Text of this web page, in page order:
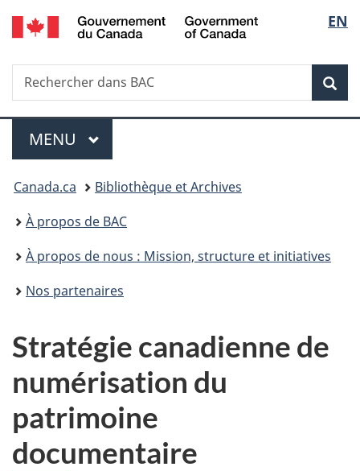
Passer
au
Passer
à
du
Passer
à
simplifiée
de
la
EN
Recherche
Rechercher
dans
Menu
MENU PRINCIPAL
Vous
êtes
ici :
Canada.ca
Bibliothèque et Archives
À propos de BAC
À propos de nous : Mission, structure et initiatives
Nos partenaires
Stratégie canadienne de
numérisation du
patrimoine
documentaire